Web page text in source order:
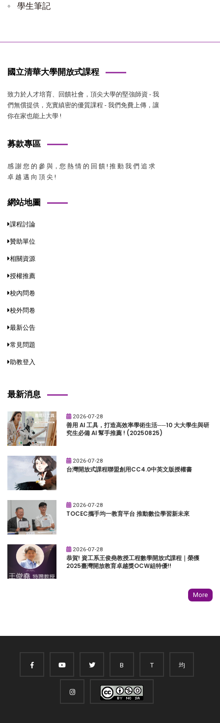
學生筆記
國立清華大學開放式課程
致力於人才培育、回饋社會，頂尖大學的堅強師資 - 我
們無償提供，充實縝密的優質課程 - 我們免費上傳，讓
你在家也能上大學 !
募款專區
感 謝 您 的 參 與，您 熱 情 的 回 饋 ! 推 動 我 們 追 求
卓 越 邁 向 頂 尖 !
網站地圖
課程討論
贊助單位
相關資源
授權推薦
校內問卷
校外問卷
最新公告
常見問題
助教登入
最新消息
2026-07-28
善用 AI 工具，打造高效率學術生活──10 大大學生與研
究生必備 AI 幫手推薦 ! (20250825)
2026-07-28
台灣開放式課程聯盟創用CC4.0中英文版授權書
2026-07-28
TOCEC攜手均一教育平台 推動數位學習新未來
2026-07-28
恭賀! 資工系王俊堯教授工程數學開放式課程｜榮獲
2025臺灣開放教育卓越獎OCW組特優!!
More
B T 均